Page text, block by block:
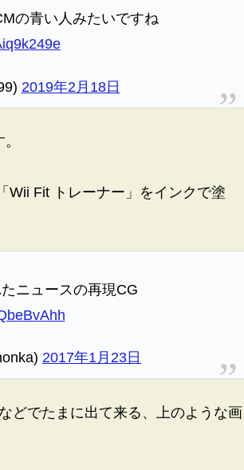
の青い人みたいですね
2019年2月18日
Fit トレーナー」をインクで塗
ニュースの再現CG
2017年1月23日
どでたまに出て来る、上のような画